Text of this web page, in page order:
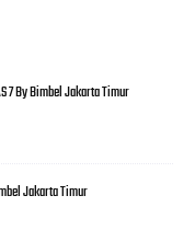
7 By Bimbel Jakarta Timur
Jakarta Timur